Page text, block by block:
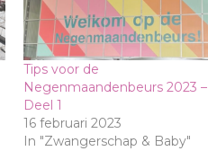
Tips voor de
Negenmaandenbeurs 2023 –
Deel 1
16 februari 2023
In "Zwangerschap & Baby"